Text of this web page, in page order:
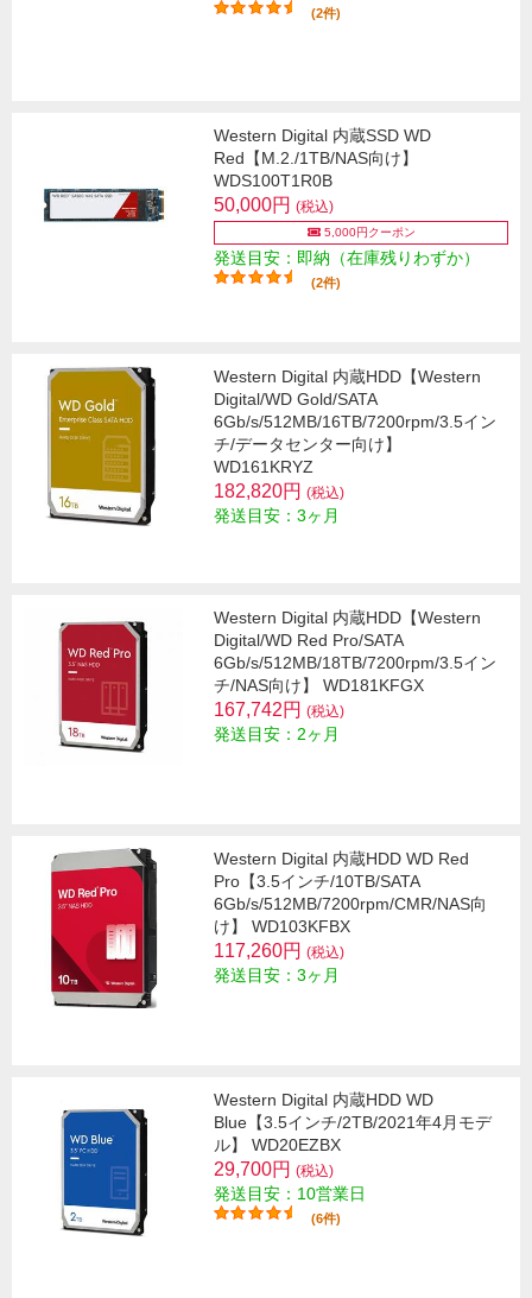
(2件)
Western Digital 内蔵SSD WD
Red【M.2./1TB/NAS向け】
WDS100T1R0B
50,000円 (税込)
5,000円クーポン
発送目安：即納（在庫残りわずか）
(2件)
Western Digital 内蔵HDD【Western
Digital/WD Gold/SATA
6Gb/s/512MB/16TB/7200rpm/3.5イン
チ/データセンター向け】
WD161KRYZ
182,820円 (税込)
発送目安：3ヶ月
Western Digital 内蔵HDD【Western
Digital/WD Red Pro/SATA
6Gb/s/512MB/18TB/7200rpm/3.5イン
チ/NAS向け】 WD181KFGX
167,742円 (税込)
発送目安：2ヶ月
Western Digital 内蔵HDD WD Red
Pro【3.5インチ/10TB/SATA
6Gb/s/512MB/7200rpm/CMR/NAS向
け】 WD103KFBX
117,260円 (税込)
発送目安：3ヶ月
Western Digital 内蔵HDD WD
Blue【3.5インチ/2TB/2021年4月モデ
ル】 WD20EZBX
29,700円 (税込)
発送目安：10営業日
(6件)